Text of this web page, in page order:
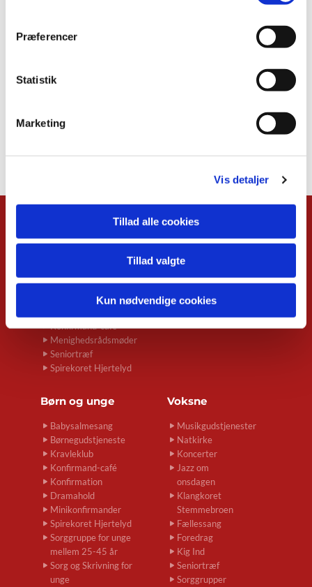
Præferencer
Statistik
Marketing
Vis detaljer
Tillad alle cookies
Tillad valgte
Kun nødvendige cookies
Babysalmesang
Konfirmand-café
Menighedsrådsmøder
Seniortræf
Spirekoret Hjertelyd
Børn og unge
Babysalmesang
Børnegudstjeneste
Kravleklub
Konfirmand-café
Konfirmation
Dramahold
Minikonfirmander
Spirekoret Hjertelyd
Sorggruppe for unge
mellem 25-45 år
Sorg og Skrivning for
unge
Voksne
Musikgudstjenester
Natkirke
Koncerter
Jazz om
onsdagen
Klangkoret
Stemmebroen
Fællessang
Foredrag
Kig Ind
Seniortræf
Sorggrupper